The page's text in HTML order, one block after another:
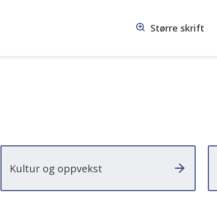
Større skrift
Kultur og oppvekst